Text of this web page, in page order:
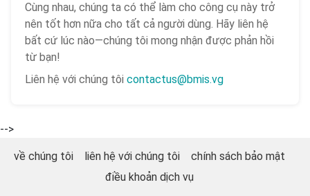
Cùng nhau, chúng ta có thể làm cho công cụ này trở
nên tốt hơn nữa cho tất cả người dùng. Hãy liên hệ
bất cứ lúc nào—chúng tôi mong nhận được phản hồi
từ bạn!
Liên hệ với chúng tôi contactus@bmis.vg
-->
về chúng tôi liên hệ với chúng tôi
chính sách bảo mật
điều khoản dịch vụ